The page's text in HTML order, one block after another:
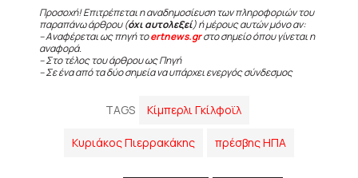
Προσοχή! Επιτρέπεται η αναδημοσίευση των πληροφοριών του
παραπάνω άρθρου (όχι αυτολεξεί) ή μέρους αυτών μόνο αν:
– Αναφέρεται ως πηγή τοertnews.grστο σημείο όπου γίνεται η
αναφορά.
– Στο τέλος του άρθρου ως Πηγή
– Σε ένα από τα δύο σημεία να υπάρχει ενεργός σύνδεσμος
TAGS Κίμπερλι Γκίλφοϊλ
Κυριάκος Πιερρακάκης πρέσβης ΗΠΑ